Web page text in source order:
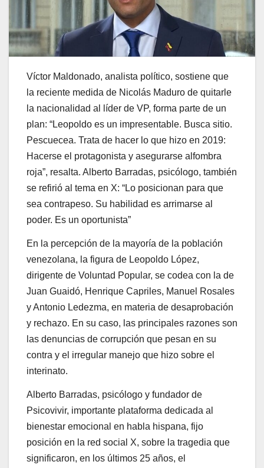
Víctor Maldonado, analista político, sostiene que
la reciente medida de Nicolás Maduro de quitarle
la nacionalidad al líder de VP, forma parte de un
plan: “Leopoldo es un impresentable. Busca sitio.
Pescuecea. Trata de hacer lo que hizo en 2019:
Hacerse el protagonista y asegurarse alfombra
roja”, resalta. Alberto Barradas, psicólogo, también
se refirió al tema en X: “Lo posicionan para que
sea contrapeso. Su habilidad es arrimarse al
poder. Es un oportunista”
En la percepción de la mayoría de la población
venezolana, la figura de Leopoldo López,
dirigente de Voluntad Popular, se codea con la de
Juan Guaidó, Henrique Capriles, Manuel Rosales
y Antonio Ledezma, en materia de desaprobación
y rechazo. En su caso, las principales razones son
las denuncias de corrupción que pesan en su
contra y el irregular manejo que hizo sobre el
interinato.
Alberto Barradas, psicólogo y fundador de
Psicovivir, importante plataforma dedicada al
bienestar emocional en habla hispana, fijo
posición en la red social X, sobre la tragedia que
significaron, en los últimos 25 años, el